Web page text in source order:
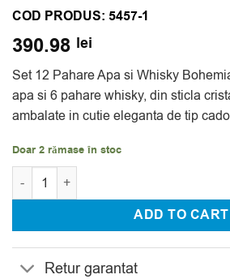
COD PRODUS: 5457-1
390.98 lei
Set 12 Pahare Apa si Whisky
apa si 6 pahare whisky, din sticla
ambalate in cutie eleganta de tip
Doar 2 rămase în stoc
Cantitate Set 12 Pahare Apa, Whisky
ADD TO CART
Retur garantat